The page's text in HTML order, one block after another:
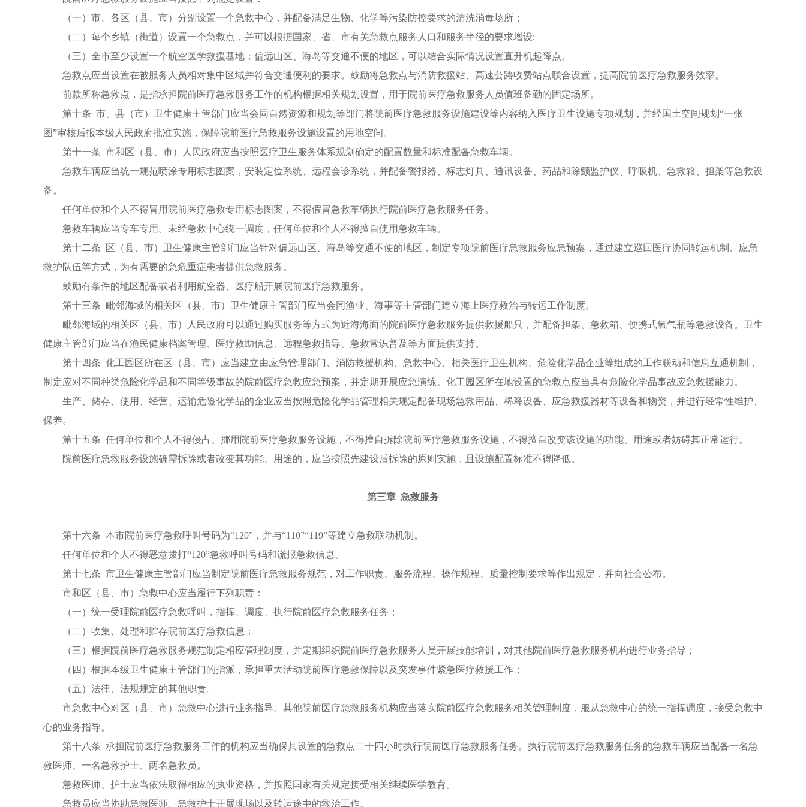
（一）市、各区（县、市）分别设置一个急救中心，并配备满足生物、化学等污染防控要求的清洗消毒场所；
（二）每个乡镇（街道）设置一个急救点，并可以根据国家、省、市有关急救点服务人口和服务半径的要求增设;
（三）全市至少设置一个航空医学救援基地；偏远山区、海岛等交通不便的地区，可以结合实际情况设置直升机起降点。
急救点应当设置在被服务人员相对集中区域并符合交通便利的要求。鼓励将急救点与消防救援站、高速公路收费站点联合设置，提高院前医疗急救服务效率。
前款所称急救点，是指承担院前医疗急救服务工作的机构根据相关规划设置，用于院前医疗急救服务人员值班备勤的固定场所。
第十条 市、县（市）卫生健康主管部门应当会同自然资源和规划等部门将院前医疗急救服务设施建设等内容纳入医疗卫生设施专项规划，并经国土空间规划“一张
图”审核后报本级人民政府批准实施，保障院前医疗急救服务设施设置的用地空间。
第十一条 市和区（县、市）人民政府应当按照医疗卫生服务体系规划确定的配置数量和标准配备急救车辆。
急救车辆应当统一规范喷涂专用标志图案，安装定位系统、远程会诊系统，并配备警报器、标志灯具、通讯设备、药品和除颤监护仪、呼吸机、急救箱、担架等急救设
备。
任何单位和个人不得冒用院前医疗急救专用标志图案，不得假冒急救车辆执行院前医疗急救服务任务。
急救车辆应当专车专用。未经急救中心统一调度，任何单位和个人不得擅自使用急救车辆。
第十二条 区（县、市）卫生健康主管部门应当针对偏远山区、海岛等交通不便的地区，制定专项院前医疗急救服务应急预案，通过建立巡回医疗协同转运机制、应急
救护队伍等方式，为有需要的急危重症患者提供急救服务。
鼓励有条件的地区配备或者利用航空器、医疗船开展院前医疗急救服务。
第十三条 毗邻海域的相关区（县、市）卫生健康主管部门应当会同渔业、海事等主管部门建立海上医疗救治与转运工作制度。
毗邻海域的相关区（县、市）人民政府可以通过购买服务等方式为近海海面的院前医疗急救服务提供救援船只，并配备担架、急救箱、便携式氧气瓶等急救设备。卫生
健康主管部门应当在渔民健康档案管理、医疗救助信息、远程急救指导、急救常识普及等方面提供支持。
第十四条 化工园区所在区（县、市）应当建立由应急管理部门、消防救援机构、急救中心、相关医疗卫生机构、危险化学品企业等组成的工作联动和信息互通机制，
制定应对不同种类危险化学品和不同等级事故的院前医疗急救应急预案，并定期开展应急演练。化工园区所在地设置的急救点应当具有危险化学品事故应急救援能力。
生产、储存、使用、经营、运输危险化学品的企业应当按照危险化学品管理相关规定配备现场急救用品、稀释设备、应急救援器材等设备和物资，并进行经常性维护、
保养。
第十五条 任何单位和个人不得侵占、挪用院前医疗急救服务设施，不得擅自拆除院前医疗急救服务设施，不得擅自改变该设施的功能、用途或者妨碍其正常运行。
院前医疗急救服务设施确需拆除或者改变其功能、用途的，应当按照先建设后拆除的原则实施，且设施配置标准不得降低。
第三章 急救服务
第十六条 本市院前医疗急救呼叫号码为“120”，并与“110”“119”等建立急救联动机制。
任何单位和个人不得恶意拨打“120”急救呼叫号码和谎报急救信息。
第十七条 市卫生健康主管部门应当制定院前医疗急救服务规范，对工作职责、服务流程、操作规程、质量控制要求等作出规定，并向社会公布。
市和区（县、市）急救中心应当履行下列职责：
（一）统一受理院前医疗急救呼叫，指挥、调度、执行院前医疗急救服务任务；
（二）收集、处理和贮存院前医疗急救信息；
（三）根据院前医疗急救服务规范制定相应管理制度，并定期组织院前医疗急救服务人员开展技能培训，对其他院前医疗急救服务机构进行业务指导；
（四）根据本级卫生健康主管部门的指派，承担重大活动院前医疗急救保障以及突发事件紧急医疗救援工作；
（五）法律、法规规定的其他职责。
市急救中心对区（县、市）急救中心进行业务指导。其他院前医疗急救服务机构应当落实院前医疗急救服务相关管理制度，服从急救中心的统一指挥调度，接受急救中
心的业务指导。
第十八条 承担院前医疗急救服务工作的机构应当确保其设置的急救点二十四小时执行院前医疗急救服务任务。执行院前医疗急救服务任务的急救车辆应当配备一名急
救医师、一名急救护士、两名急救员。
急救医师、护士应当依法取得相应的执业资格，并按照国家有关规定接受相关继续医学教育。
急救员应当协助急救医师、急救护士开展现场以及转运途中的救治工作。